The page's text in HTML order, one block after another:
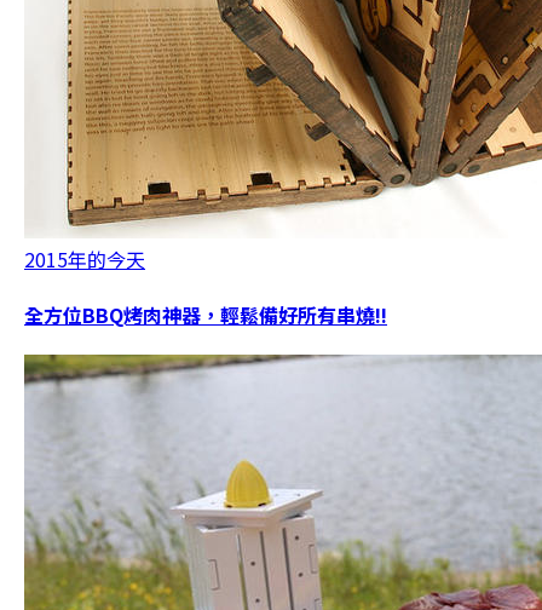
2015年的今天
全方位BBQ烤肉神器，輕鬆備好所有串燒!!